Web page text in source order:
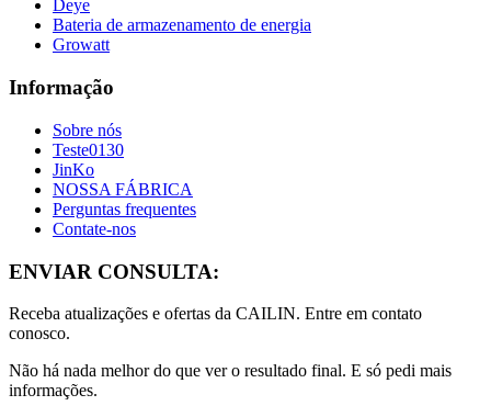
Deye
Bateria de armazenamento de energia
Growatt
Informação
Sobre nós
Teste0130
JinKo
NOSSA FÁBRICA
Perguntas frequentes
Contate-nos
ENVIAR CONSULTA:
Receba atualizações e ofertas da CAILIN. Entre em contato
conosco.
Não há nada melhor do que ver o resultado final. E só pedi mais
informações.